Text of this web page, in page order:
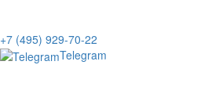
+7 (495) 929-70-22
Telegram